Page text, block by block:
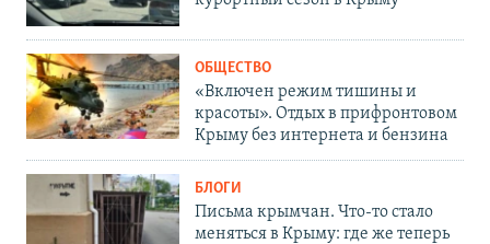
ОБЩЕСТВО
«Включен режим тишины и
красоты». Отдых в прифронтовом
Крыму без интернета и бензина
БЛОГИ
Письма крымчан. Что-то стало
меняться в Крыму: где же теперь